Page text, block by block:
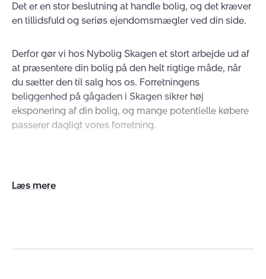
Det er en stor beslutning at handle bolig, og det kræver
en tillidsfuld og seriøs ejendomsmægler ved din side.
Derfor gør vi hos Nybolig Skagen et stort arbejde ud af
at præsentere din bolig på den helt rigtige måde, når
du sætter den til salg hos os. Forretningens
beliggenhed på gågaden i Skagen sikrer høj
eksponering af din bolig, og mange potentielle købere
passerer dagligt vores forretning.
detaljer ved netop din bolig på nybolig.dk, i den lokale
Vi er desuden stærkt og synligt tilstede på både